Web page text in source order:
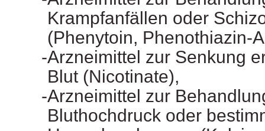
Krampfanfällen oder
(Phenytoin, Phenothiazin-
Arzneimittel zur Senkung
Blut (Nicotinate),
Arzneimittel zur
Bluthochdruck oder